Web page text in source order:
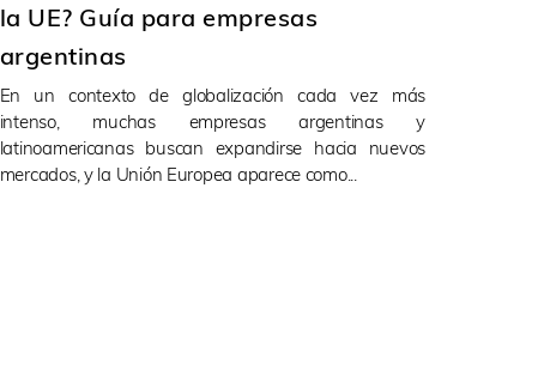
la UE? Guía para empresas
argentinas
En un contexto de globalización cada vez más
intenso, muchas empresas argentinas y
latinoamericanas buscan expandirse hacia nuevos
mercados, y la Unión Europea aparece como...